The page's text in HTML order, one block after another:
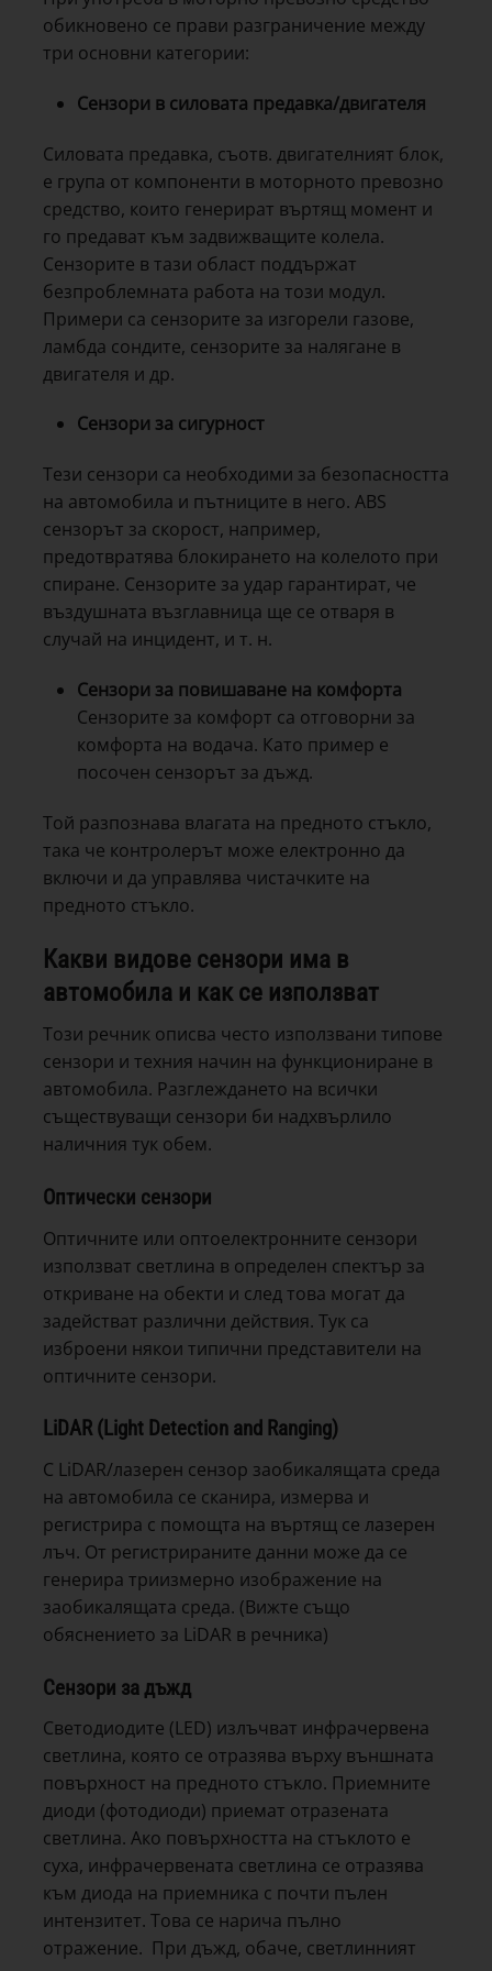
обикновено се прави разграничение между
три основни категории:
Сензори в силовата предавка/двигателя
Силовата предавка, съотв. двигателният блок,
е група от компоненти в моторното превозно
средство, които генерират въртящ момент и
го предават към задвижващите колела.
Сензорите в тази област поддържат
безпроблемната работа на този модул.
Примери са сензорите за изгорели газове,
ламбда сондите, сензорите за налягане в
двигателя и др.
Сензори за сигурност
Тези сензори са необходими за безопасността
на автомобила и пътниците в него. ABS
сензорът за скорост, например,
предотвратява блокирането на колелото при
спиране. Сензорите за удар гарантират, че
въздушната възглавница ще се отваря в
случай на инцидент, и т. н.
Сензори за повишаване на комфорта
Сензорите за комфорт са отговорни за
комфорта на водача. Като пример е
посочен сензорът за дъжд.
Той разпознава влагата на предното стъкло,
така че контролерът може електронно да
включи и да управлява чистачките на
предното стъкло.
Какви видове сензори има в
автомобила и как се използват
Този речник описва често използвани типове
сензори и техния начин на функциониране в
автомобила. Разглеждането на всички
съществуващи сензори би надхвърлило
наличния тук обем.
Оптически сензори
Оптичните или оптоелектронните сензори
използват светлина в определен спектър за
откриване на обекти и след това могат да
задействат различни действия. Тук са
изброени някои типични представители на
оптичните сензори.
LiDAR(Light Detection and Ranging)
С LiDAR/лазерен сензор заобикалящата среда
на автомобила се сканира, измерва и
регистрира с помощта на въртящ се лазерен
лъч. От регистрираните данни може да се
генерира триизмерно изображение на
заобикалящата среда. (Вижте също
обяснението за LiDAR в речника)
Сензори за дъжд
Светодиодите (LED) излъчват инфрачервена
светлина, която се отразява върху външната
повърхност на предното стъкло. Приемните
диоди (фотодиоди) приемат отразената
светлина. Ако повърхността на стъклото е
суха, инфрачервената светлина се отразява
към диода на приемника с почти пълен
интензитет. Това се нарича пълно
отражение. При дъжд, обаче, светлинният